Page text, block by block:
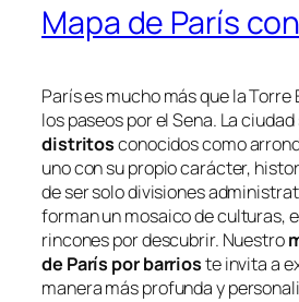
Mapa de París
París es mucho más que la Torre
los paseos por el Sena. La
distritosconocidos como
uno con su propio carácter,
de ser solo divisiones
forman un mosaico de culturas,
rincones por descubrir. Nuestro
de París por barrioste invita a
manera más profunda y